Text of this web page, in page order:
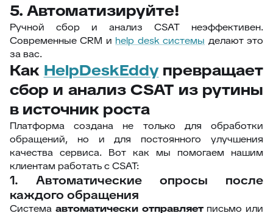
5. Автоматизируйте!
Ручной сбор и анализ CSAT неэффективен.
Современные CRM и help desk системы делают это
за вас.
Как HelpDeskEddyпревращает
сбор и анализ CSAT из рутины
в источник роста
Платформа создана не только для обработки
обращений, но и для постоянного улучшения
качества сервиса. Вот как мы помогаем нашим
клиентам работать с CSAT:
1. Автоматические опросы после
каждого обращения
Система автоматически отправляетписьмо или